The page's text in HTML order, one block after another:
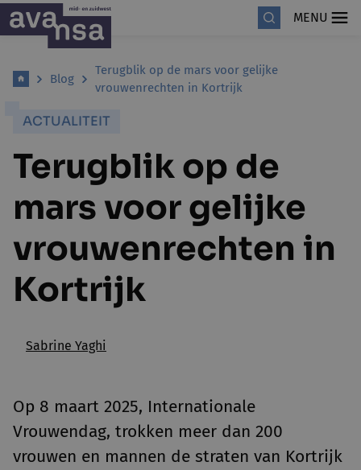
MENU
Blog
Terugblik op de mars voor gelijke
vrouwenrechten in Kortrijk
ACTUALITEIT
Terugblik op de
mars voor gelijke
vrouwenrechten in
Kortrijk
Sabrine Yaghi
Op 8 maart 2025, Internationale
Vrouwendag, trokken meer dan 200
vrouwen en mannen de straten van Kortrijk